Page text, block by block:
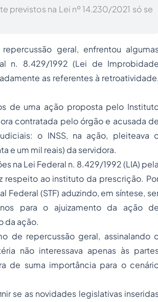
previstos na Lei nº 14.230/2021 só se
geral, enfrentou
n. 8.429/1992 (Lei de Improbidade
as referentes à retroatividade,
de uma ação proposta pelo
contratada pelo órgão e acusada de
o INSS, na ação, pleiteava
e um mil reais) da servidora.
na Lei Federal n. 8.429/1992 (LIA) pela
respeito ao instituto da prescrição.
Federal (STF) aduzindo, em síntese,
para o ajuizamento da ação de
da ação.
de repercussão geral, assinalando
não interessava apenas às
de suma importância para o
se as novidades legislativas